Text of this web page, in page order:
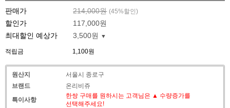
판매가 214,000원 (45%할인)
할인가
117,000원
최대할인 예상가
3,500원
적립금 1,100원
원산지
서울시 종로구
브랜드
온리비쥬
특이사항
한쌍 구매를 원하시는 고객님은 ▲ 수량증가를
선택해주세요!